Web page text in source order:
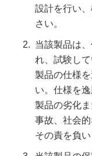
設計を行い
さい。
当該製品は
れ、試験し
製品の仕様
い。仕様を
製品の劣化
事故、社会
その責を負い